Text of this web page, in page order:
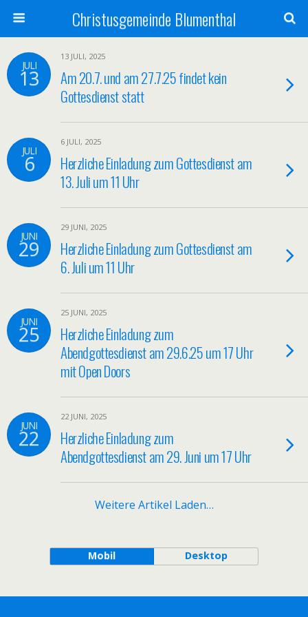
Christusgemeinde Blumenthal
JULI
13
13 JULI, 2025
Am 20.7. und am 27.7.25 findet kein
Gottesdienst statt
JULI
6
6 JULI, 2025
Herzliche Einladung zum Gottesdienst am
13. Juli um 11 Uhr
JUNI
29
29 JUNI, 2025
Herzliche Einladung zum Gottesdienst am
6. Juli um 11 Uhr
JUNI
25
25 JUNI, 2025
Herzliche Einladung zum
Abendgottesdienst am 29.6.25 um 17 Uhr
mit Open Doors
JUNI
22
22 JUNI, 2025
Herzliche Einladung zum
Abendgottesdienst am 29. Juni um 17 Uhr
Weitere Artikel Laden…
Mobil Desktop